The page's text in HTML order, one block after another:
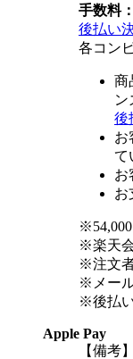
手数料：
後払い
各コン
商
ン
後
お
て
お
お
※楽天
※注文
※メー
※後払
Apple Pay
【備考】